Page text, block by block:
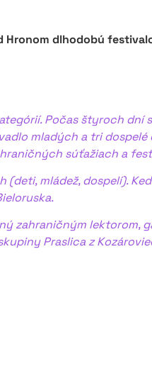
Hronom dlhodobú
Počas štyroch dní
mladých a tri dospelé
súťažiach a
mládež, dospelí).
zahraničným lektorom,
Praslica z